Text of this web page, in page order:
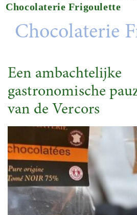
Chocolaterie Frigoulette
Chocolaterie
Een ambachtelijke
gastronomische
van de Vercors